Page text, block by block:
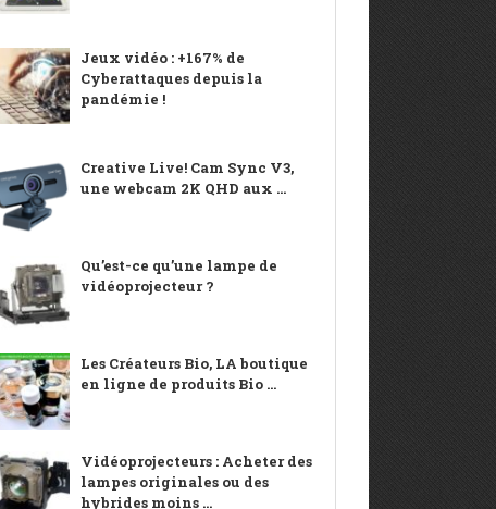
Jeux vidéo : +167% de
Cyberattaques depuis la
pandémie !
Creative Live! Cam Sync V3,
une webcam 2K QHD aux ...
Qu’est-ce qu’une lampe de
vidéoprojecteur ?
Les Créateurs Bio, LA boutique
en ligne de produits Bio ...
Vidéoprojecteurs : Acheter des
lampes originales ou des
hybrides moins ...